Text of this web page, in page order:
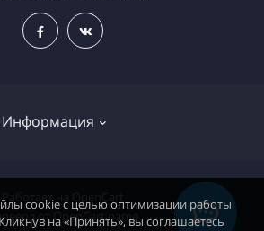
Информация
Доставка
Работает на
отOpenCart.name
cookie с целью оптимизации работы
на «Принять», вы соглашаетесь